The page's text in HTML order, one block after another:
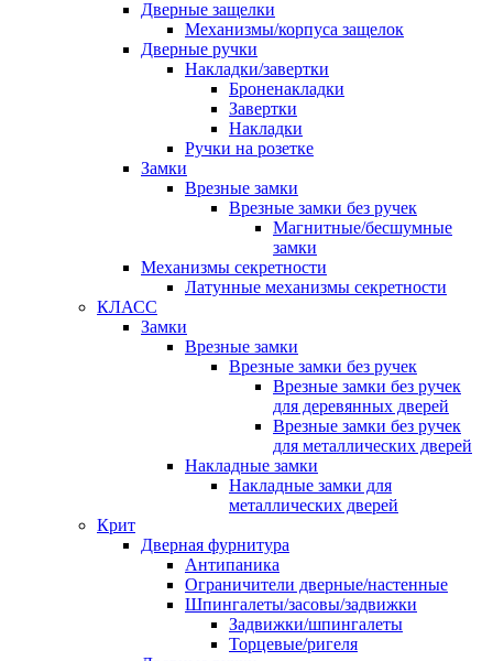
Дверные защелки
Механизмы/корпуса защелок
Дверные ручки
Накладки/завертки
Броненакладки
Завертки
Накладки
Ручки на розетке
Замки
Врезные замки
Врезные замки без ручек
Магнитные/бесшумные
замки
Механизмы секретности
Латунные механизмы секретности
КЛАСС
Замки
Врезные замки
Врезные замки без ручек
Врезные замки без ручек
для деревянных дверей
Врезные замки без ручек
для металлических дверей
Накладные замки
Накладные замки для
металлических дверей
Крит
Дверная фурнитура
Антипаника
Ограничители дверные/настенные
Шпингалеты/засовы/задвижки
Задвижки/шпингалеты
Торцевые/ригеля